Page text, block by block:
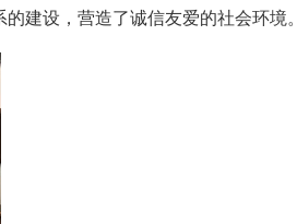
建设，营造了诚信友爱的社会环境。